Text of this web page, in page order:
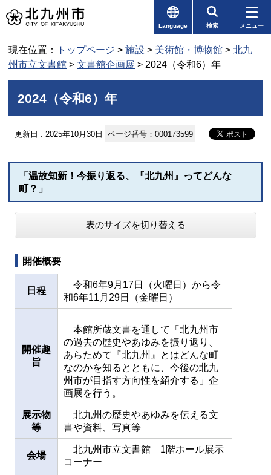
Language 検索 メニュー
現在位置： トップページ > 施設 > 美術館・博物館 > 北九
州市立文書館 > 文書館企画展 > 2024（令和6）年
2024（令和6）年
更新日 : 2025年10月30日 ページ番号：000173599
「温故知新！今振り返る、『北九州』ってどんな
町？」
表のサイズを切り替える
開催概要
日程
令和6年9月17日（火曜日）から令
和6年11月29日（金曜日）
開催趣
旨
本館所蔵文書を通して「北九州市
の過去の歴史やあゆみを振り返り、
あらためて『北九州』とはどんな町
なのかを知るとともに、今後の北九
州市が目指す方向性を紹介する」企
画展を行う。
展示物
等
北九州の歴史やあゆみを伝える文
書や資料、写真等
会場
北九州市立文書館 1階ホール展示
コーナー